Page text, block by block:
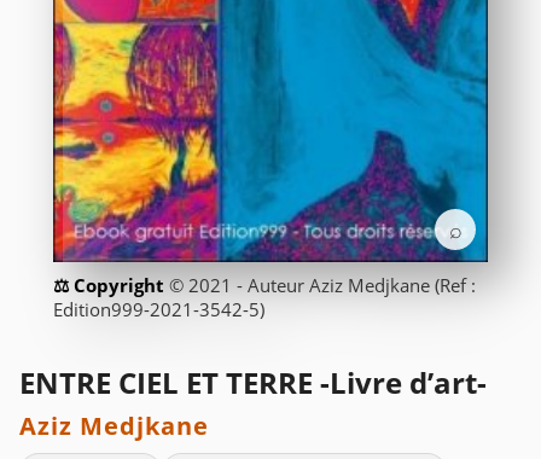
⌕
© 2021 - Auteur Aziz Medjkane (Ref :
Edition999-2021-3542-5)
ENTRE CIEL ET TERRE -Livre d’art-
Aziz Medjkane